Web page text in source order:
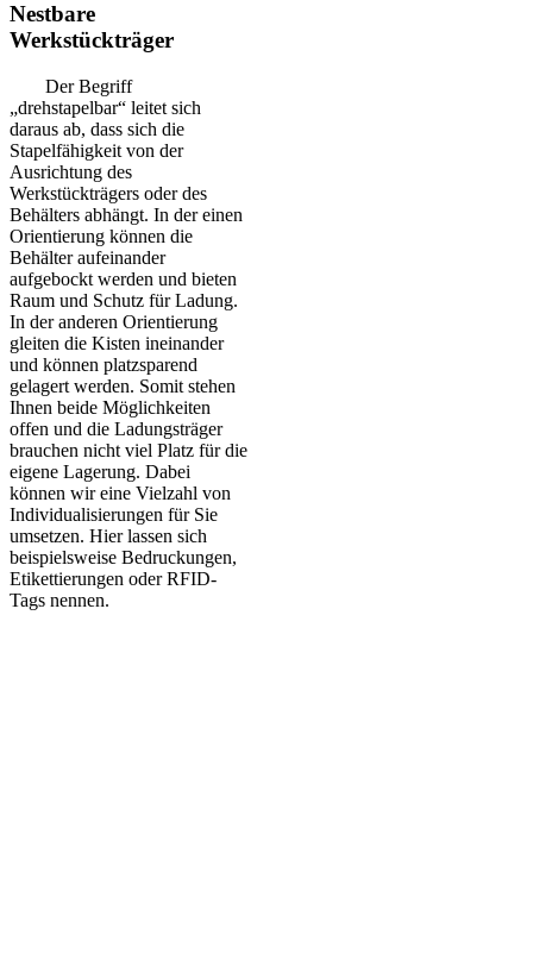
Nestbare
Werkstückträger
Der Begriff
„drehstapelbar“ leitet sich
daraus ab, dass sich die
Stapelfähigkeit von der
Ausrichtung des
Werkstückträgers oder des
Behälters abhängt. In der einen
Orientierung können die
Behälter aufeinander
aufgebockt werden und bieten
Raum und Schutz für Ladung.
In der anderen Orientierung
gleiten die Kisten ineinander
und können platzsparend
gelagert werden. Somit stehen
Ihnen beide Möglichkeiten
offen und die Ladungsträger
brauchen nicht viel Platz für die
eigene Lagerung. Dabei
können wir eine Vielzahl von
Individualisierungen für Sie
umsetzen. Hier lassen sich
beispielsweise Bedruckungen,
Etikettierungen oder RFID-
Tags nennen.